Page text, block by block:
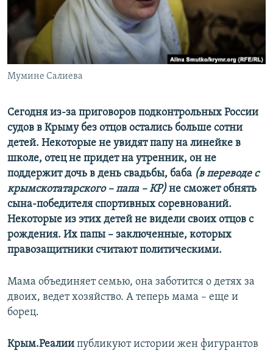
ПОБЕДИТЕЛЕЙ НЕ СУДЯТ?
КРЫМ.НЕПОКОРЕННЫЙ
ELIFBE
УКРАИНСКАЯ ПРОБЛЕМА КРЫМА
ПРИСОЕДИНЯЙТЕСЬ!
Мумине Салиева
Сегодня из-за приговоров подконтрольных России
судов в Крыму без отцов остались больше сотни
детей. Некоторые не увидят папу на линейке в
школе, отец не придет на утренник, он не
поддержит дочь в день свадьбы, баба (в переводе с
крымскотатарского – папа – КР)не сможет обнять
сына-победителя спортивных соревнований.
Некоторые из этих детей не видели своих отцов с
рождения. Их папы – заключенные, которых
правозащитники считают политическими.
Мама объединяет семью, она заботится о детях за
двоих, ведет хозяйство. А теперь мама – еще и
борец.
Крым.Реалии публикуют истории жен фигурантов